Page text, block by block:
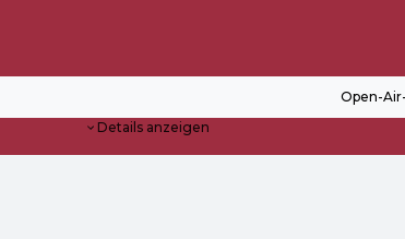
Open-
Details anzeigen